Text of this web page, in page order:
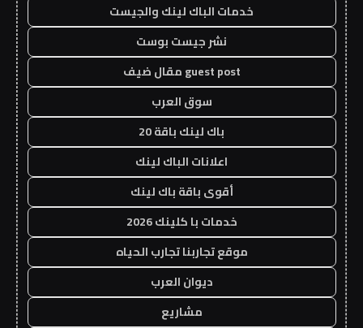
خدمات الباك لينك والجيست
نشر جيست بوست
guest post مقال ضيف
سوق العرب
باك لينك باقة 20
اعلانات الباك لينك
أقوى باقة باك لينك
خدمات با كلينك 2026
موقع تجاربنا تجارب الحياه
ديوان العرب
مشاريع